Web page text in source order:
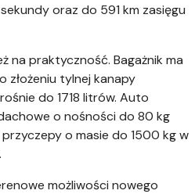
oraz do 591 km zasięgu
na praktyczność. Bagażnik ma
złożeniu tylnej kanapy
do 1718 litrów. Auto
o nośności do 80 kg
o masie do 1500 kg w
możliwości nowego